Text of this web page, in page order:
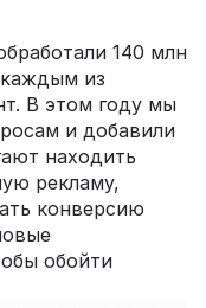
140 млн
каждым из
В этом году мы
и добавили
находить
рекламу,
конверсию
обойти